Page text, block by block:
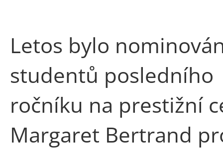
Letos bylo
studentů posledního
ročníku na prestižní
Margaret Bertrand